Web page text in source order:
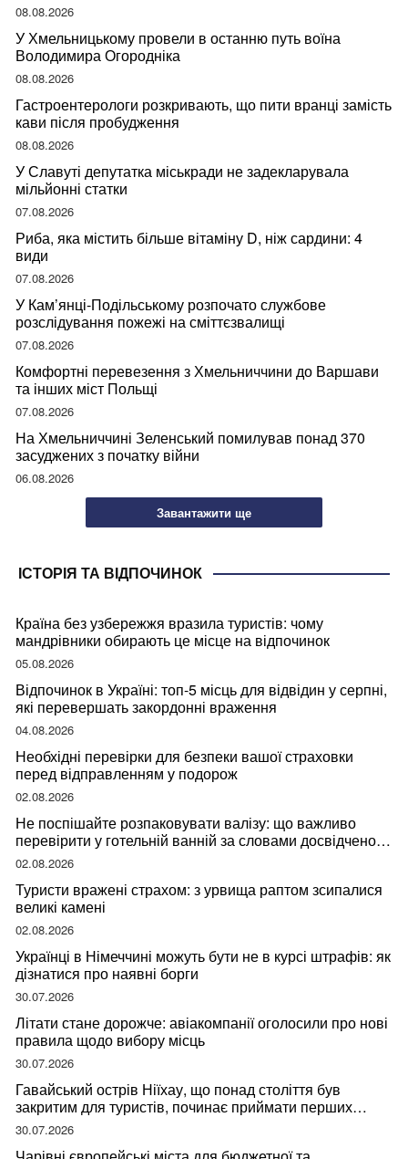
08.08.2026
У Хмельницькому провели в останню путь воїна
Володимира Огородніка
08.08.2026
Гастроентерологи розкривають, що пити вранці замість
кави після пробудження
08.08.2026
У Славуті депутатка міськради не задекларувала
мільйонні статки
07.08.2026
Риба, яка містить більше вітаміну D, ніж сардини: 4
види
07.08.2026
У Кам’янці-Подільському розпочато службове
розслідування пожежі на сміттєзвалищі
07.08.2026
Комфортні перевезення з Хмельниччини до Варшави
та інших міст Польщі
07.08.2026
На Хмельниччині Зеленський помилував понад 370
засуджених з початку війни
06.08.2026
Завантажити ще
ІСТОРІЯ ТА ВІДПОЧИНОК
Країна без узбережжя вразила туристів: чому
мандрівники обирають це місце на відпочинок
05.08.2026
Відпочинок в Україні: топ-5 місць для відвідин у серпні,
які перевершать закордонні враження
04.08.2026
Необхідні перевірки для безпеки вашої страховки
перед відправленням у подорож
02.08.2026
Не поспішайте розпаковувати валізу: що важливо
перевірити у готельній ванній за словами досвідченої
мандрівниці
02.08.2026
Туристи вражені страхом: з урвища раптом зсипалися
великі камені
02.08.2026
Українці в Німеччині можуть бути не в курсі штрафів: як
дізнатися про наявні борги
30.07.2026
Літати стане дорожче: авіакомпанії оголосили про нові
правила щодо вибору місць
30.07.2026
Гавайський острів Ніїхау, що понад століття був
закритим для туристів, починає приймати перших
відвідувачів
30.07.2026